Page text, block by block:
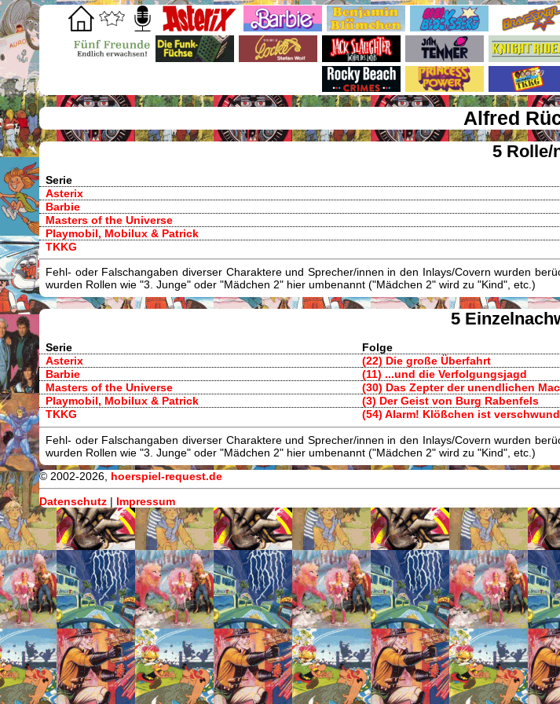
Alfred
5 Rolle/
Serie
Asterix
Barbie
Masters of the Universe
Playmobil, Mobilux & Patrick
TKKG
Fehl- oder Falschangaben diverser Charaktere und Sprecher/innen in den Inlays/Covern wurden
wurden Rollen wie "3. Junge" oder "Mädchen 2" hier umbenannt ("Mädchen 2" wird zu "Kind", etc.)
5
Serie Folge
Asterix
(22) Die große Überfahrt
Barbie
(11) ...und die Verfolgungsjagd
Masters of the Universe
(30) Das Zepter der unendlichen
Playmobil, Mobilux & Patrick
(3) Der Geist von Burg Rabenfels
TKKG
(54) Alarm! Klößchen ist
Fehl- oder Falschangaben diverser Charaktere und Sprecher/innen in den Inlays/Covern wurden
wurden Rollen wie "3. Junge" oder "Mädchen 2" hier umbenannt ("Mädchen 2" wird zu "Kind", etc.)
© 2002-2026, hoerspiel-request.de
Datenschutz | Impressum